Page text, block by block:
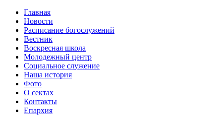
Главная
Новости
Расписание богослужений
Вестник
Воскресная школа
Молодежный центр
Социальное служение
Наша история
Фото
О сектах
Контакты
Епархия